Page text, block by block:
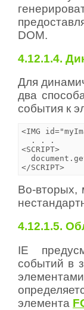
DOM.
4.12.1.4.
Для
два
события к
<IMG
  . . .
<SCRIPT>
</SCRIPT>
Во-вторых,
4.12.1.5.
IE
событий в
элемента